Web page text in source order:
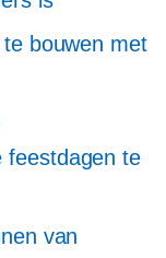
bouwen met
feestdagen te
van